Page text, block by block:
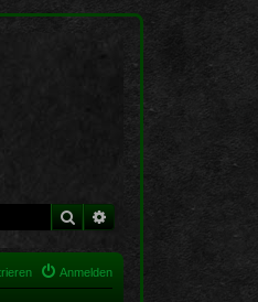
Suche Erweiterte Suche
Anmelden